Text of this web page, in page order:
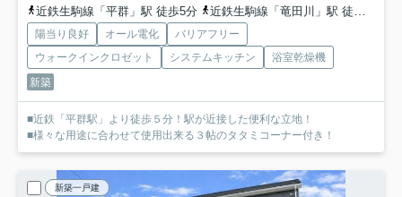
近鉄生駒線「平群」駅 徒歩5分
近鉄生駒線「竜田川」駅 徒歩15分
陽当り良好 オール電化
バリアフリー
ウォークインクロゼット
システムキッチン
浴室乾燥機
新築
■近鉄「平群駅」より徒歩５分！駅が近接した便利な立地！
■様々な用途に合わせて使用出来る３帖のタタミコーナー付き！
新築一戸建